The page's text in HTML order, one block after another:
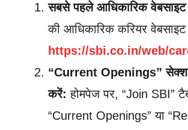
सबसे पहले आधिकारिक वेबसाइट
की आधिकारिक करियर वेबसाइट
https://sbi.co.in/web/
“Current Openings”
करें: होमपेज पर, “Join SBI”
“Current Openings” या